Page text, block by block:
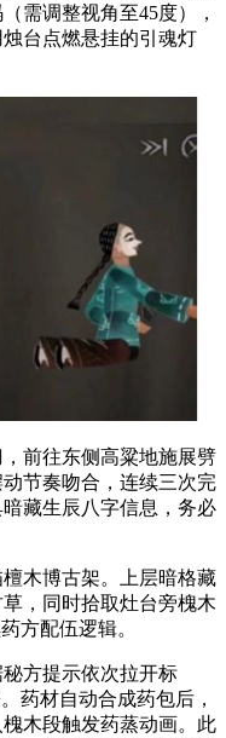
需调整视角至45度），
台点燃悬挂的引魂灯
前往东侧高粱地施展劈
节奏吻合，连续三次完
藏生辰八字信息，务必
木博古架。上层暗格藏
，同时拾取灶台旁槐木
方配伍逻辑。
方提示依次拉开标
药材自动合成药包后，
木段触发药蒸动画。此